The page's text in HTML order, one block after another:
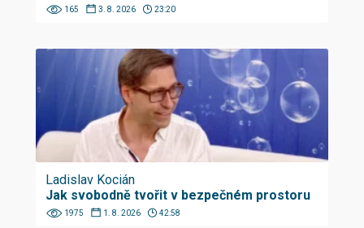
165 3. 8. 2026 23:20
Ladislav Kocián
Jak svobodně tvořit v bezpečném prostoru
1975 1. 8. 2026 42:58